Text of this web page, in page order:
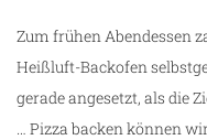
Zum frühen Abendessen
Heißluft-Backofen
gerade angesetzt, als die
… Pizza backen können